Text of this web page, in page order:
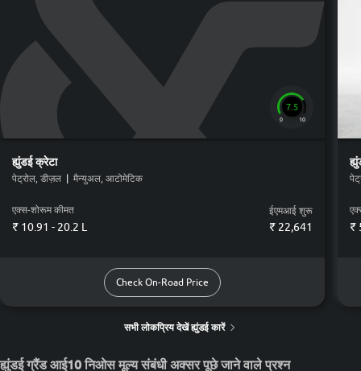
7.5
0 10
ह्युंडईक्रेटा
पेट्रोल, डीज़ल | मैन्युअल, आटोमेटिक
एक्स-शोरूम कीमत
₹ 10.91 - 20.2 L
ईएमआई शुरू
₹ 22,641
Check On-Road Price
₹
सभी लोकप्रिय देखें ह्युंडई कारें
ह्युंडई ग्रैंड आई10 निओस मूल्य संबंधी अक्सर पूछे जाने वाले प्रश्न